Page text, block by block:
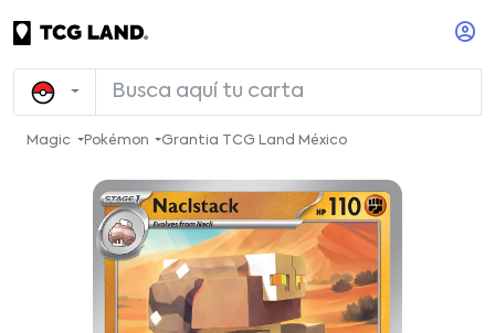
Magic Pokémon Grantia TCG Land México